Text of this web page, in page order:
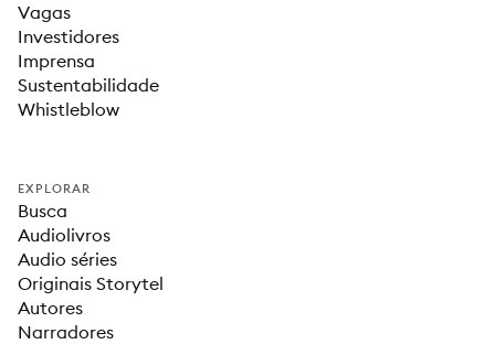
Vagas
Investidores
Imprensa
Sustentabilidade
Whistleblow
EXPLORAR
Busca
Audiolivros
Audio séries
Originais Storytel
Autores
Narradores